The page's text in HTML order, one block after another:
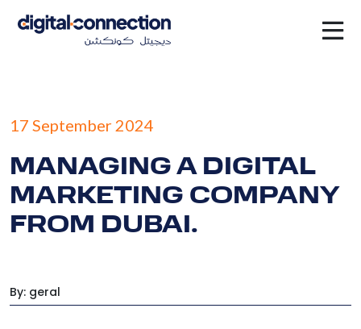
17 September 2024
MANAGING A DIGITAL
MARKETING COMPANY
FROM DUBAI.
By: geral